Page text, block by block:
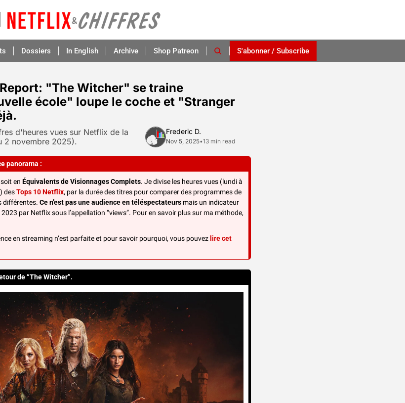
Dossiers In English Archive Shop Patreon S'abonner / Subscribe
"The Witcher" se traine
école" loupe le coche et "Stranger
d'heures vues sur Netflix de la
2 novembre 2025).
Frederic D.
Nov 5, 2025•13 min read
panorama :
soit en Équivalents de Visionnages Complets. Je divise les heures vues (lundi à
des Tops 10 Netflix, par la durée des titres pour comparer des programmes de
différentes. Ce n’est pasune audience en téléspectateurs mais un indicateur
en streaming n’est parfaite et pour savoir pourquoi, vous pouvez lire cet
de “The Witcher”.